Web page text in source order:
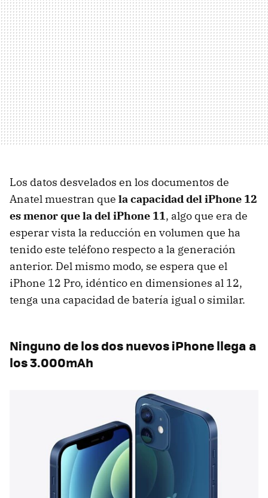
Los datos desvelados en los documentos de
Anatel muestran que la capacidad del iPhone 12
es menor que la del iPhone 11, algo que era de
esperar vista la reducción en volumen que ha
tenido este teléfono respecto a la generación
anterior. Del mismo modo, se espera que el
iPhone 12 Pro, idéntico en dimensiones al 12,
tenga una capacidad de batería igual o similar.
Ninguno de los dos nuevos iPhone llega a
los 3.000mAh